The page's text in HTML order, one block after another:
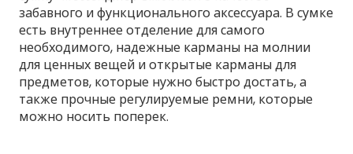
забавного и функционального аксессуара. В сумке
есть внутреннее отделение для самого
необходимого, надежные карманы на молнии
для ценных вещей и открытые карманы для
предметов, которые нужно быстро достать, а
также прочные регулируемые ремни, которые
можно носить поперек.